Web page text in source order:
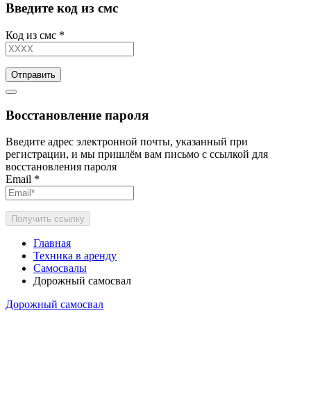
Введите код из смс
Код из смс *
Отправить
Восстановление пароля
Введите адрес электронной почты, указанный при
регистрации, и мы пришлём вам письмо с ссылкой для
восстановления пароля
Email *
Получить ссылку
Главная
Техника в аренду
Самосвалы
Дорожный самосвал
Дорожный самосвал